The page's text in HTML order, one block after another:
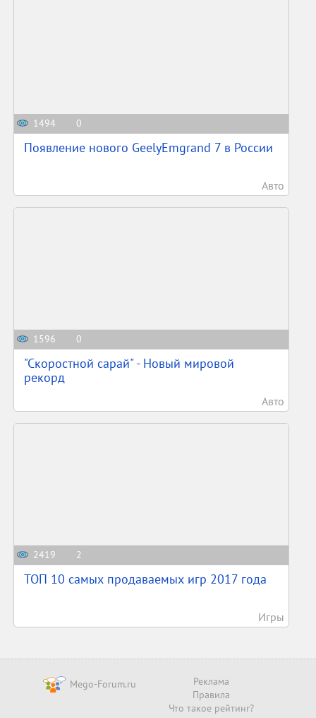
1494 0
Появление нового GeelyEmgrand 7 в России
Авто
1596 0
"Скоростной сарай" - Новый мировой
рекорд
Авто
2419 2
ТОП 10 самых продаваемых игр 2017 года
Игры
Mego-Forum.ru
Реклама
Правила
Что такое рейтинг?